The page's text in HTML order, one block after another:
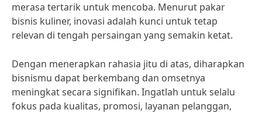
merasa tertarik untuk mencoba. Menurut pakar
bisnis kuliner, inovasi adalah kunci untuk tetap
relevan di tengah persaingan yang semakin ketat.
Dengan menerapkan rahasia jitu di atas, diharapkan
bisnismu dapat berkembang dan omsetnya
meningkat secara signifikan. Ingatlah untuk selalu
fokus pada kualitas, promosi, layanan pelanggan,